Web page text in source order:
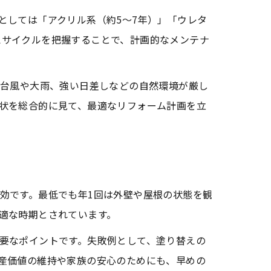
ては「アクリル系（約5〜7年）」「ウレタ
イクルを把握することで、計画的なメンテナ
風や大雨、強い日差しなどの自然環境が厳し
を総合的に見て、最適なリフォーム計画を立
です。最低でも年1回は外壁や屋根の状態を観
時期とされています。
なポイントです。失敗例として、塗り替えの
価値の維持や家族の安心のためにも、早めの